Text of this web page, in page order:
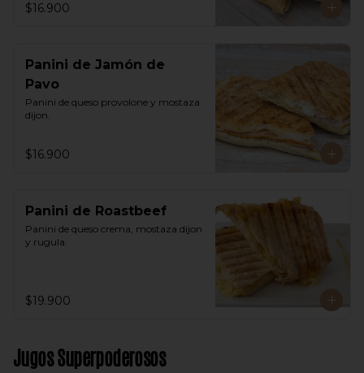
$16.900
Panini de Jamón de
Pavo
Panini de queso provolone y mostaza
dijon.
$16.900
Panini de Roastbeef
Panini de queso crema, mostaza dijon
y rugula.
$19.900
Jugos Superpoderosos